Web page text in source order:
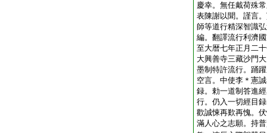
慶幸。無任戴荷殊
表陳謝以聞。謹言
師等道行精深智識
編。翻譯流行利濟
至大暦七年正月二
大興善寺三藏沙門
墨制特許流行。踊
空言。中使李＊憲
録。勅一道制答進
行。仍入一切經目
歡誠悚再歎再愧。
滿人心之志願。持